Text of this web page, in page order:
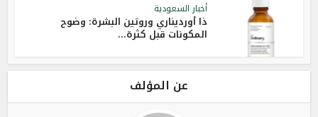
أخبار السعودية
ذا أورديناري وروتين البشرة: وضوح
المكونات قبل كثرة...
عن المؤلف